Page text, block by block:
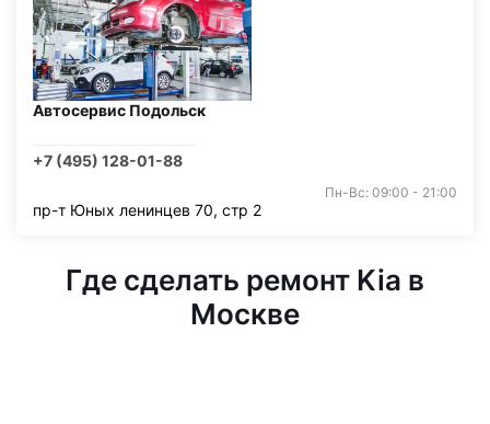
Автосервис Подольск
+7 (495) 128-01-88
Пн-Вс: 09:00 - 21:00
пр-т Юных ленинцев 70, стр 2
Где сделать ремонт Kia в
Москве